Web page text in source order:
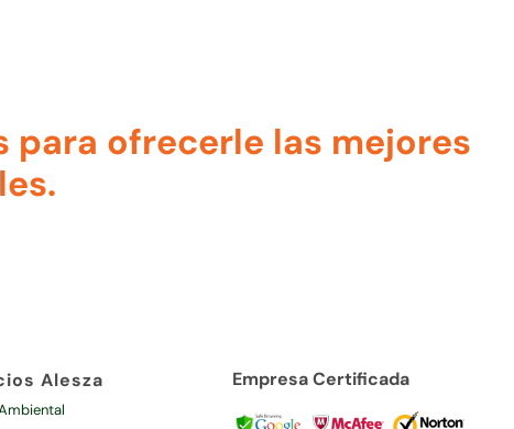
ofrecerle las mejores
Alesza Empresa Certificada